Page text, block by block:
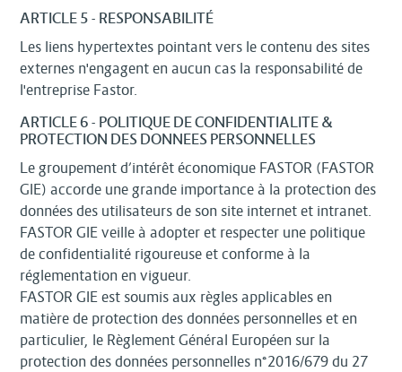
ARTICLE 5 - RESPONSABILITÉ
Les liens hypertextes pointant vers le contenu des sites
externes n'engagent en aucun cas la responsabilité de
l'entreprise Fastor.
ARTICLE 6 - POLITIQUE DE CONFIDENTIALITE &
PROTECTION DES DONNEES PERSONNELLES
Le groupement d’intérêt économique FASTOR (FASTOR
GIE) accorde une grande importance à la protection des
données des utilisateurs de son site internet et intranet.
FASTOR GIE veille à adopter et respecter une politique
de confidentialité rigoureuse et conforme à la
réglementation en vigueur.
FASTOR GIE est soumis aux règles applicables en
matière de protection des données personnelles et en
particulier, le Règlement Général Européen sur la
protection des données personnelles n°2016/679 du 27